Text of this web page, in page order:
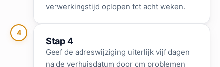
verwerkingstijd oplopen tot acht weken.
4
Stap 4
Geef de adreswijziging uiterlijk vijf dagen
na de verhuisdatum door om problemen